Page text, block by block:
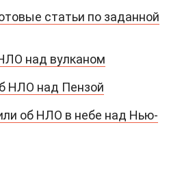
статьи по заданной
над вулканом
НЛО над Пензой
об НЛО в небе над Нью-